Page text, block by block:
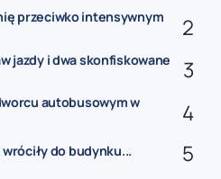
przeciwko intensywnym
jazdy i dwa skonfiskowane
autobusowym w
do budynku...